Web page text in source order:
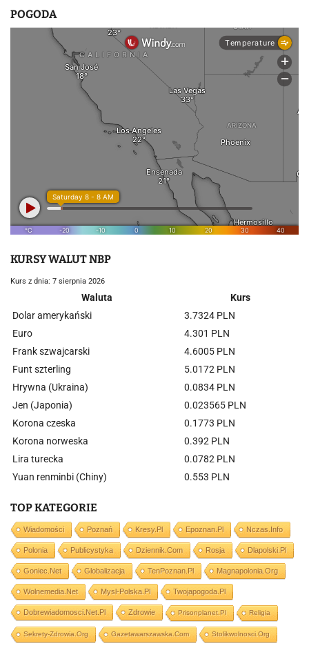
POGODA
KURSY WALUT NBP
Kurs z dnia: 7 sierpnia 2026
Waluta
Kurs
Dolar amerykański
3.7324 PLN
Euro
4.301 PLN
Frank szwajcarski
4.6005 PLN
Funt szterling
5.0172 PLN
Hrywna (Ukraina)
0.0834 PLN
Jen (Japonia)
0.023565 PLN
Korona czeska
0.1773 PLN
Korona norweska
0.392 PLN
Lira turecka
0.0782 PLN
Yuan renminbi (Chiny)
0.553 PLN
TOP KATEGORIE
Wiadomości Poznań Kresy.pl Epoznan.pl Nczas.info
Polonia Publicystyka Dziennik.com Rosja Dlapolski.pl
Goniec.net Globalizacja TenPoznan.pl Magnapolonia.org
Wolnemedia.net Mysl-Polska.pl Twojapogoda.pl
Dobrewiadomosci.net.pl Zdrowie Prisonplanet.pl Religia
Sekrety-Zdrowia.org Gazetawarszawska.com Stolikwolnosci.org